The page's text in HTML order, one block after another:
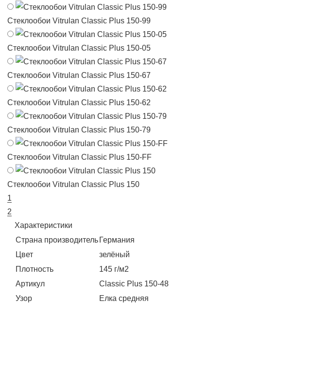
Стеклообои Vitrulan Classic Plus 150-99
Стеклообои Vitrulan Classic Plus 150-05
Стеклообои Vitrulan Classic Plus 150-67
Стеклообои Vitrulan Classic Plus 150-62
Стеклообои Vitrulan Classic Plus 150-79
Стеклообои Vitrulan Classic Plus 150-FF
Стеклообои Vitrulan Classic Plus 150
1
2
Характеристики
Страна производитель Германия
Цвет
зелёный
Плотность
145 г/м2
Артикул
Classic Plus 150-48
Узор
Елка средняя